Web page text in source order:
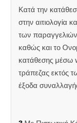
Κατά την
στην αιτιολογία
των
καθώς και το
κατάθεσης μέσω
τράπεζας εκτός
έξοδα